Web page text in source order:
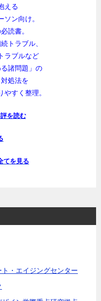
える
ン向け。
読書。
トラブル、
ラブルなど
る諸問題」の
処法を
やすく整理。
を読む
てを見る
・エイジングセンター